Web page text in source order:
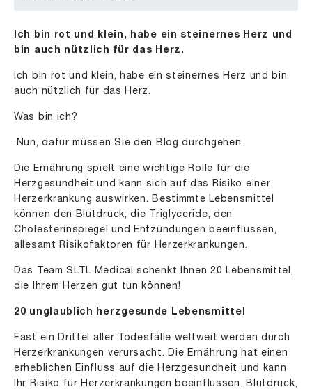
Ich bin rot und klein, habe ein steinernes Herz und
bin auch nützlich für das Herz.
Ich bin rot und klein, habe ein steinernes Herz und bin
auch nützlich für das Herz.
Was bin ich?
.Nun, dafür müssen Sie den Blog durchgehen.
Die Ernährung spielt eine wichtige Rolle für die
Herzgesundheit und kann sich auf das Risiko einer
Herzerkrankung auswirken. Bestimmte Lebensmittel
können den Blutdruck, die Triglyceride, den
Cholesterinspiegel und Entzündungen beeinflussen,
allesamt Risikofaktoren für Herzerkrankungen.
Das Team SLTL Medical schenkt Ihnen 20 Lebensmittel,
die Ihrem Herzen gut tun können!
20 unglaublich herzgesunde Lebensmittel
Fast ein Drittel aller Todesfälle weltweit werden durch
Herzerkrankungen verursacht. Die Ernährung hat einen
erheblichen Einfluss auf die Herzgesundheit und kann
Ihr Risiko für Herzerkrankungen beeinflussen. Blutdruck,